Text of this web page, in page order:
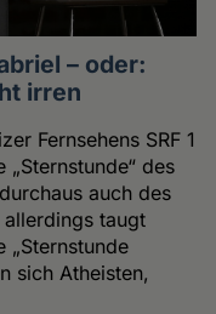
– oder:
irren
Fernsehens SRF 1
des
auch des
taugt
„Sternstunde
sich Atheisten,